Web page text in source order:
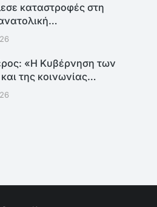
καταστροφές στη
«Η Κυβέρνηση των
της κοινωνίας…